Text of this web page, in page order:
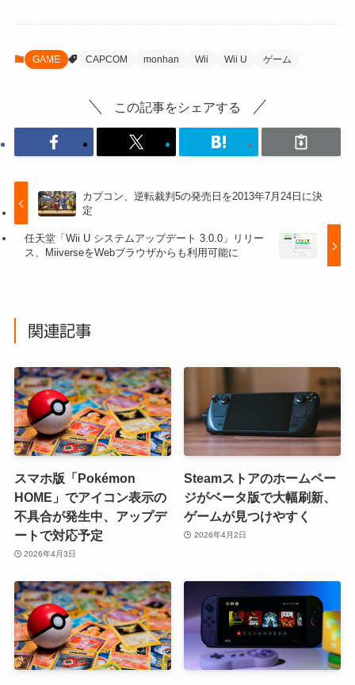
GAME CAPCOM monhan Wii Wii U ゲーム
この記事をシェアする
カプコン、逆転裁判5の発売日を2013年7月24日に決
定
任天堂「Wii U システムアップデート 3.0.0」リリー
ス、MiiverseをWebブラウザからも利用可能に
関連記事
スマホ版「Pokémon
HOME」でアイコン表示の
不具合が発生中、アップデ
ートで対応予定
2026年4月3日
Steamストアのホームペー
ジがベータ版で大幅刷新、
ゲームが見つけやすく
2026年4月2日